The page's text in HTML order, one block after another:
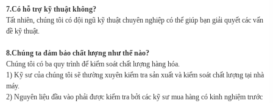
7.Có hỗ trợ kỹ thuật không?
Tất nhiên, chúng tôi có đội ngũ kỹ thuật chuyên nghiệp có thể giúp bạn giải quyết các vấn
đề kỹ thuật.
8.Chúng ta đảm bảo chất lượng như thế nào?
Chúng tôi có ba quy trình để kiểm soát chất lượng hàng hóa.
1) Kỹ sư của chúng tôi sẽ thường xuyên kiểm tra sản xuất và kiểm soát chất lượng tại nhà
máy.
2) Nguyên liệu đầu vào phải được kiểm tra bởi các kỹ sư mua hàng có kinh nghiệm trước